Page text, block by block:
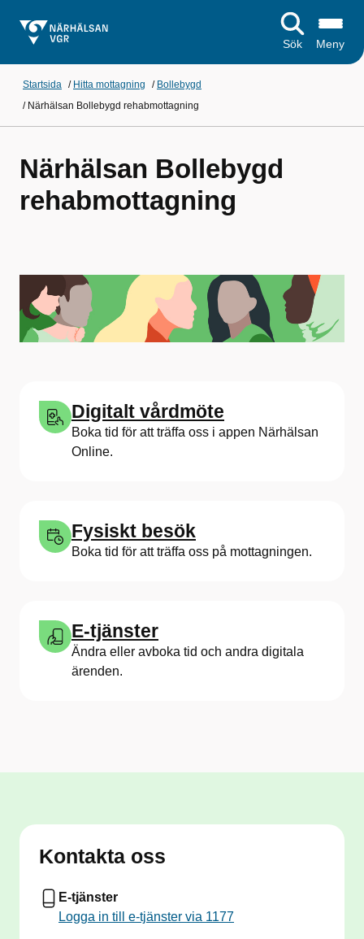
Sök Meny
Startsida / Hitta mottagning / Bollebygd
/ Närhälsan Bollebygd rehabmottagning
Närhälsan Bollebygd
rehabmottagning
Digitalt vårdmöte
Boka tid för att träffa oss i appen Närhälsan
Online.
Fysiskt besök
Boka tid för att träffa oss på mottagningen.
E-tjänster
Ändra eller avboka tid och andra digitala
ärenden.
Kontakta oss
E-tjänster
Logga in till e-tjänster via 1177